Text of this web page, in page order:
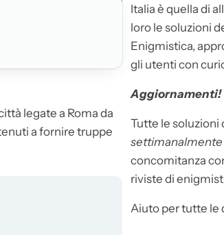
legate a Roma da
a fornire truppe
Italia è quella di
loro le soluzioni
Enigmistica,
gli utenti con
Aggiornamenti!
Tutte le soluzioni
settimanalmente
concomitanza
riviste di
Aiuto per tutte le